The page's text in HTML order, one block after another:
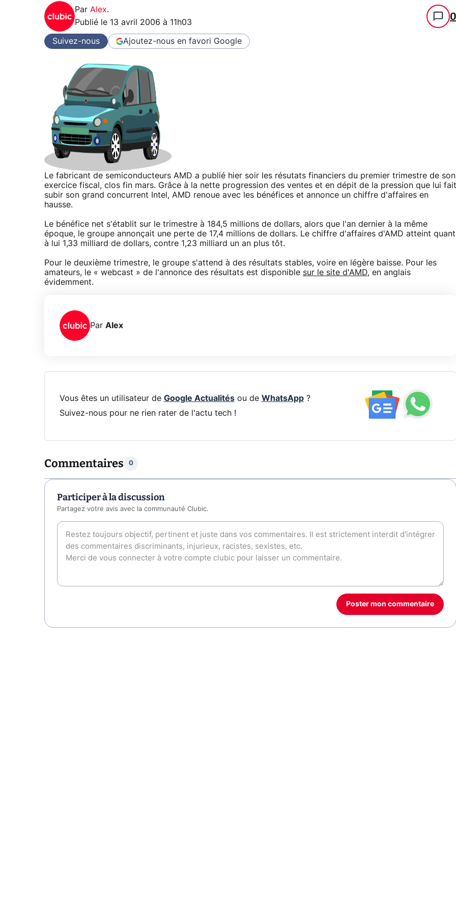
Par Alex.
Publié le 13 avril 2006 à 11h03 0
Suivez-nous Ajoutez-nous en favori Google
Le fabricant de semiconducteurs AMD a publié hier soir les résutats financiers du premier trimestre de son
exercice fiscal, clos fin mars. Grâce à la nette progression des ventes et en dépit de la pression que lui fait
subir son grand concurrent Intel, AMD renoue avec les bénéfices et annonce un chiffre d'affaires en
hausse.
Le bénéfice net s'établit sur le trimestre à 184,5 millions de dollars, alors que l'an dernier à la même
époque, le groupe annonçait une perte de 17,4 millions de dollars. Le chiffre d'affaires d'AMD atteint quant
à lui 1,33 milliard de dollars, contre 1,23 milliard un an plus tôt.
Pour le deuxième trimestre, le groupe s'attend à des résultats stables, voire en légère baisse. Pour les
amateurs, le « webcast » de l'annonce des résultats est disponible sur le site d'AMD, en anglais
évidemment.
Par Alex
Vous êtes un utilisateur de Google Actualitésou de WhatsApp?
Suivez-nous pour ne rien rater de l'actu tech !
Commentaires 0
Participer à la discussion
Partagez votre avis avec la communauté Clubic.
Poster mon commentaire